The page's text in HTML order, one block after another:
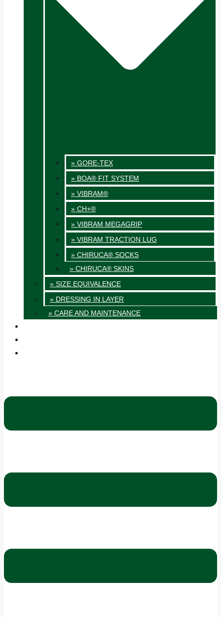
» GORE-TEX
» BOA® FIT SYSTEM
» VIBRAM®
» CH+®
» VIBRAM MEGAGRIP
» VIBRAM TRACTION LUG
» CHIRUCA® SOCKS
» CHIRUCA® SKINS
» SIZE EQUIVALENCE
» DRESSING IN LAYER
» CARE AND MAINTENANCE